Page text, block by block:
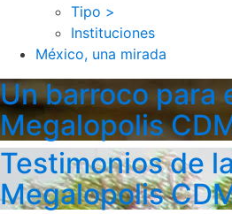
Tipo >
Instituciones
México, una mirada
Un barroco para
Megalopolis
Testimonios de
Megalopolis